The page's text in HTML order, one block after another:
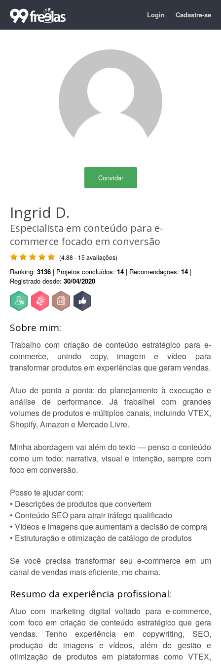
Login Cadastre-se
Convidar
Ingrid D.
Especialista em conteúdo para e-
commerce focado em conversão
(4.88 - 15 avaliações)
Ranking: 3136 | Projetos concluídos: 14 | Recomendações: 14 |
Registrado desde: 30/04/2020
Sobre mim:
Trabalho com criação de conteúdo estratégico para e-
commerce, unindo copy, imagem e vídeo para
transformar produtos em experiências que geram vendas.
Atuo de ponta a ponta: do planejamento à execução e
análise de performance. Já trabalhei com grandes
volumes de produtos e múltiplos canais, incluindo VTEX,
Shopify, Amazon e Mercado Livre.
Minha abordagem vai além do texto — penso o conteúdo
como um todo: narrativa, visual e intenção, sempre com
foco em conversão.
Posso te ajudar com:
• Descrições de produtos que convertem
• Conteúdo SEO para atrair tráfego qualificado
• Vídeos e imagens que aumentam a decisão de compra
• Estruturação e otimização de catálogo de produtos
Se você precisa transformar seu e-commerce em um
canal de vendas mais eficiente, me chama.
Resumo da experiência profissional:
Atuo com marketing digital voltado para e-commerce,
com foco em criação de conteúdo estratégico que gera
vendas. Tenho experiência em copywriting, SEO,
produção de imagens e vídeos, além de gestão e
otimização de produtos em plataformas como VTEX,